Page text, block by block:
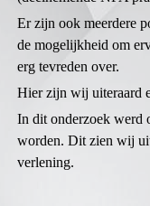
Er zijn ook meerdere
de mogelijkheid om
erg tevreden over.
Hier zijn wij uiteraard
In dit onderzoek werd
worden. Dit zien wij
verlening.